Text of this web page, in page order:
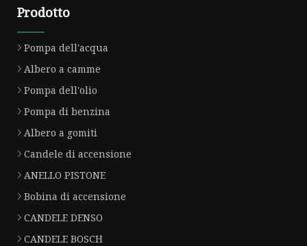
Prodotto
Pompa dell'acqua
Albero a camme
Pompa dell'olio
Pompa di benzina
Albero a gomiti
Candele di accensione
ANELLO PISTONE
Bobina di accensione
CANDELE DENSO
CANDELE BOSCH